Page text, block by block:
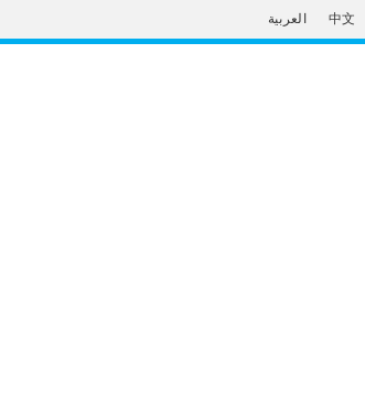
العربية 中文